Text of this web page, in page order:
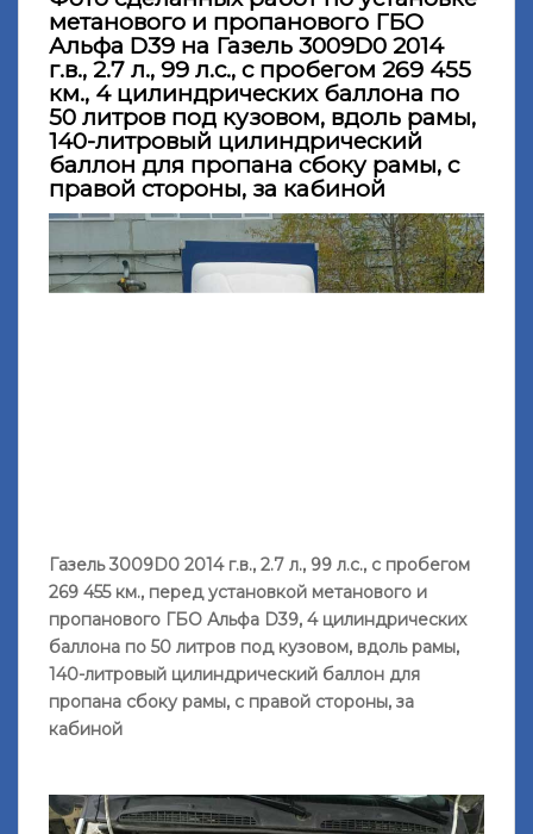
метанового и пропанового ГБО
Альфа D39 на Газель 3009D0 2014
г.в., 2.7 л., 99 л.с., с пробегом 269 455
км., 4 цилиндрических баллона по
50 литров под кузовом, вдоль рамы,
140-литровый цилиндрический
баллон для пропана сбоку рамы, с
правой стороны, за кабиной
Газель 3009D0 2014 г.в., 2.7 л., 99 л.с., с пробегом
269 455 км., перед установкой метанового и
пропанового ГБО Альфа D39, 4 цилиндрических
баллона по 50 литров под кузовом, вдоль рамы,
140-литровый цилиндрический баллон для
пропана сбоку рамы, с правой стороны, за
кабиной